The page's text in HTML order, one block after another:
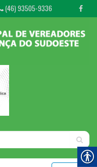
(46) 93505-9336